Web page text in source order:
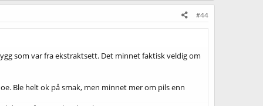
#44
som var fra ekstraktsett. Det minnet faktisk veldig om
Ble helt ok på smak, men minnet mer om pils enn